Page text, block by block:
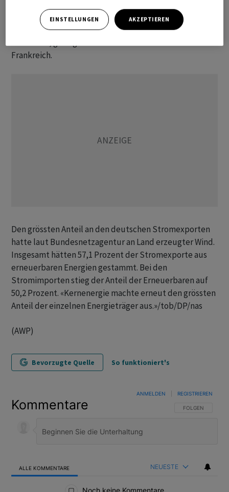
sanken die Exporte um rund die Hälfte im Vergleich zum
Vorjahresquartal. Grösster Stromlieferant war
Frankreich.
Den grössten Anteil an den deutschen Stromexporten
hatte laut Bundesnetzagentur an Land erzeugter Wind.
Insgesamt hätten 57,1 Prozent der Stromexporte aus
erneuerbaren Energien gestammt. Bei den
Stromimporten stieg der Anteil der Erneuerbaren auf
50,2 Prozent. «Kernenergie machte erneut den grössten
Anteil der einzelnen Energieträger aus.»/tob/DP/nas
(AWP)
Bevorzugte Quelle So funktioniert's
Kommentare FOLGE DIESER
FOLGEN
ANMELDEN REGISTRIEREN
ALLE KOMMENTARE NEUESTE
Noch keine Kommentare
EINSTELLUNGEN AKZEPTIEREN